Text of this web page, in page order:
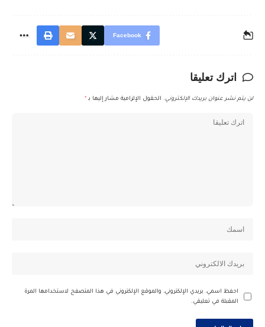
Facebook
اترك تعليقا
لن يتم نشر عنوان بريدك الإلكتروني. الحقول الإلزامية مشار إليها بـ *
احفظ اسمي، بريدي الإلكتروني، والموقع الإلكتروني في هذا المتصفح لاستخدامها المرة
المقبلة في تعليقي.